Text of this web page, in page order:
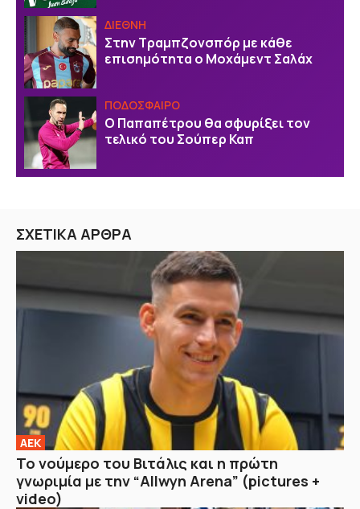
ΔΙΕΘΝΗ
Στην Τραμπζονσπόρ με κάθε
επισημότητα ο Μοχάμεντ Σαλάχ
ΠΟΔΟΣΦΑΙΡΟ
Ο Παπαπέτρου θα σφυρίξει τον
τελικό του Σούπερ Καπ
ΣΧΕΤΙΚΑ ΑΡΘΡΑ
ΑΕΚ
Το νούμερο του Βιτάλις και η πρώτη
γνωριμία με την “Allwyn Arena” (pictures +
video)